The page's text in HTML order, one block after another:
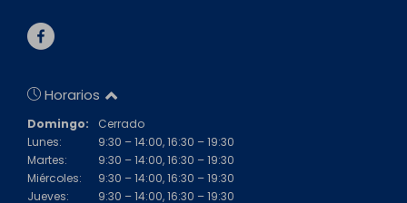
Horarios
Domingo:
Cerrado
Lunes:
9:30 – 14:00, 16:30 – 19:30
Martes:
9:30 – 14:00, 16:30 – 19:30
Miércoles:
9:30 – 14:00, 16:30 – 19:30
Jueves:
9:30 – 14:00, 16:30 – 19:30